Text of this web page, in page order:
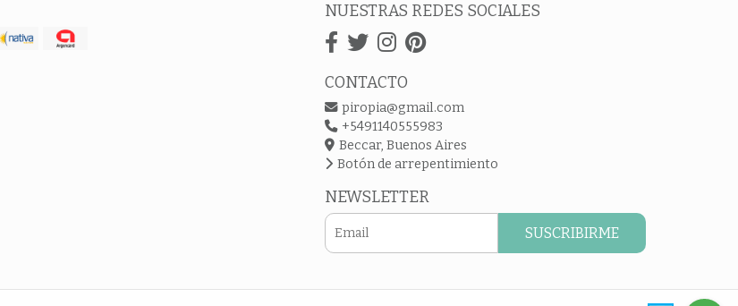
NUESTRAS REDES SOCIALES
CONTACTO
piropia@gmail.com
+5491140555983
Beccar, Buenos Aires
Botón de arrepentimiento
NEWSLETTER
SUSCRIBIRME